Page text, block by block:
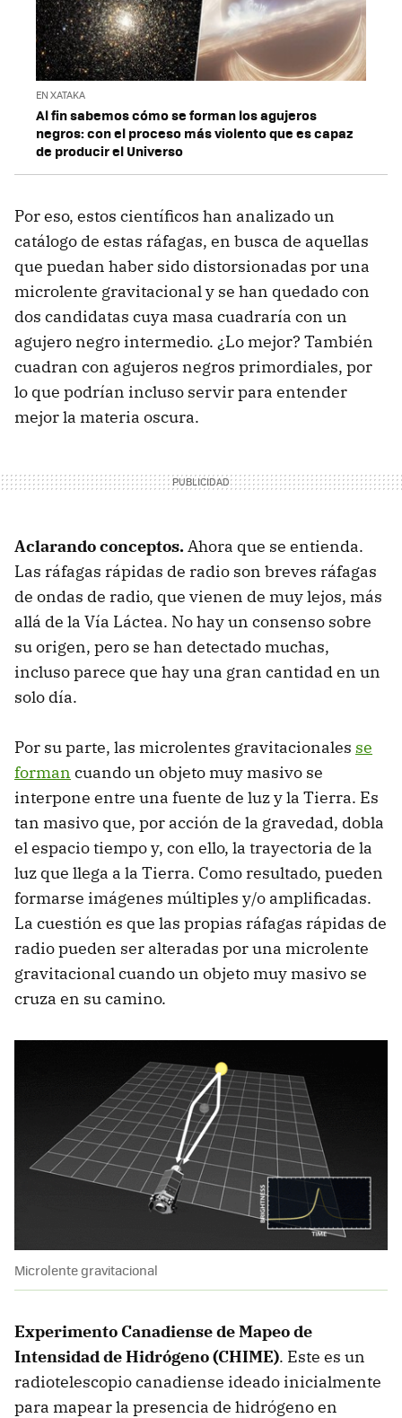
EN XATAKA
Al fin sabemos cómo se forman los agujeros
negros: con el proceso más violento que es capaz
de producir el Universo
Por eso, estos científicos han analizado un
catálogo de estas ráfagas, en busca de aquellas
que puedan haber sido distorsionadas por una
microlente gravitacional y se han quedado con
dos candidatas cuya masa cuadraría con un
agujero negro intermedio. ¿Lo mejor? También
cuadran con agujeros negros primordiales, por
lo que podrían incluso servir para entender
mejor la materia oscura.
Aclarando conceptos.Ahora que se entienda.
Las ráfagas rápidas de radio son breves ráfagas
de ondas de radio, que vienen de muy lejos, más
allá de la Vía Láctea. No hay un consenso sobre
su origen, pero se han detectado muchas,
incluso parece que hay una gran cantidad en un
solo día.
Por su parte, las microlentes gravitacionales se
forman cuando un objeto muy masivo se
interpone entre una fuente de luz y la Tierra. Es
tan masivo que, por acción de la gravedad, dobla
el espacio tiempo y, con ello, la trayectoria de la
luz que llega a la Tierra. Como resultado, pueden
formarse imágenes múltiples y/o amplificadas.
La cuestión es que las propias ráfagas rápidas de
radio pueden ser alteradas por una microlente
gravitacional cuando un objeto muy masivo se
cruza en su camino.
Microlente gravitacional
Experimento Canadiense de Mapeo de
Intensidad de Hidrógeno (CHIME). Este es un
radiotelescopio canadiense ideado inicialmente
para mapear la presencia de hidrógeno en